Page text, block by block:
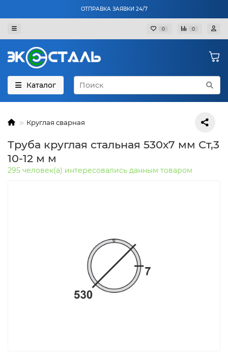
ОТПРАВКА ЗАЯВКИ 24/7
0 0
Каталог
Круглая сварная
Труба круглая стальная 530х7 мм Ст,3
10-12 м м
295 человек(а) интересовались данным товаром